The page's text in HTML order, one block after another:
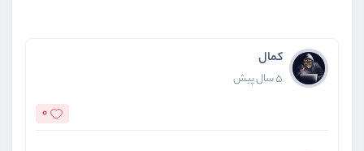
کمال
5 سال پیش
0